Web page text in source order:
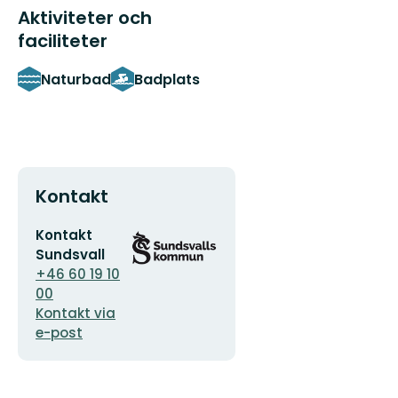
Aktiviteter och
faciliteter
Naturbad Badplats
Kontakt
E-
postadress
Kontakt
Sundsvall
+46 60 19 10
00
Kontakt via
e-post
Organisationens
logotyp